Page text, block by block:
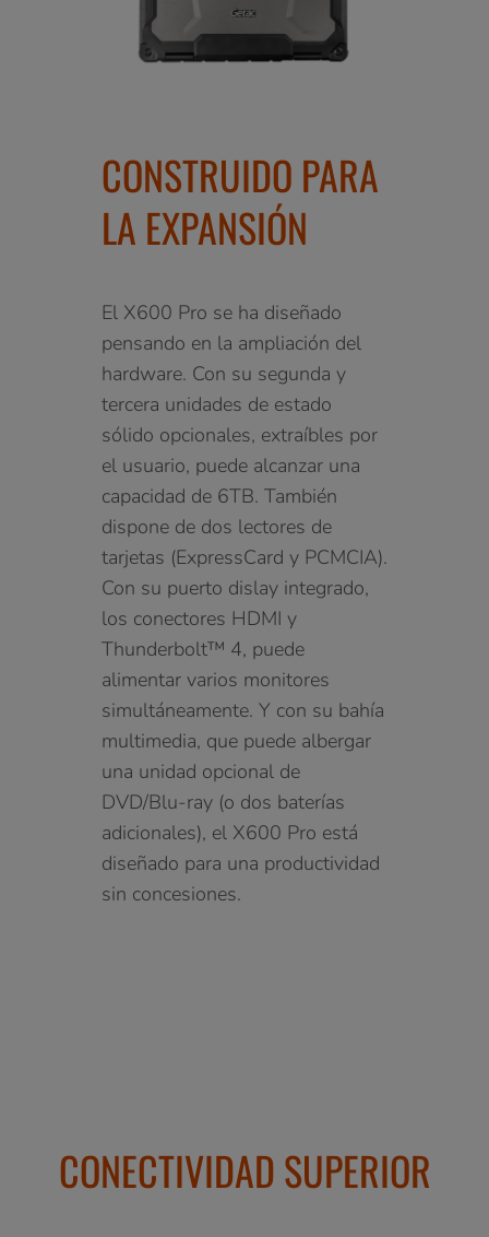
CONSTRUIDO PARA
LA EXPANSIÓN
El X600 Pro se ha diseñado
pensando en la ampliación del
hardware. Con su segunda y
tercera unidades de estado
sólido opcionales, extraíbles por
el usuario, puede alcanzar una
capacidad de 6TB. También
dispone de dos lectores de
tarjetas (ExpressCard y PCMCIA).
Con su puerto dislay integrado,
los conectores HDMI y
Thunderbolt™ 4, puede
alimentar varios monitores
simultáneamente. Y con su bahía
multimedia, que puede albergar
una unidad opcional de
DVD/Blu-ray (o dos baterías
adicionales), el X600 Pro está
diseñado para una productividad
sin concesiones.
CONECTIVIDAD SUPERIOR